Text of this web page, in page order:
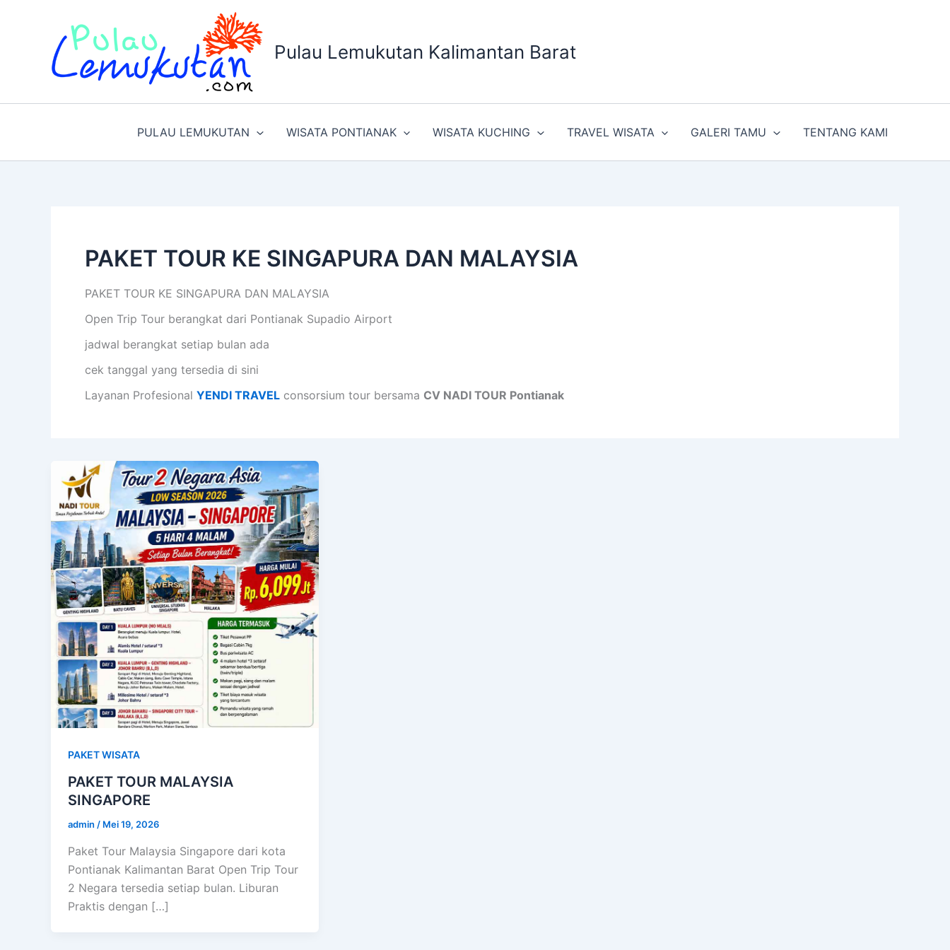
Pulau Lemukutan Kalimantan Barat
PULAU LEMUKUTAN WISATA PONTIANAK WISATA KUCHING TRAVEL WISATA GALERI TAMU TENTANG KAMI
PAKET TOUR KE SINGAPURA DAN MALAYSIA
PAKET TOUR KE SINGAPURA DAN MALAYSIA
Open Trip Tour berangkat dari Pontianak Supadio Airport
jadwal berangkat setiap bulan ada
cek tanggal yang tersedia di sini
Layanan Profesional YENDI TRAVEL consorsium tour bersama CV NADI TOUR Pontianak
PAKET WISATA
PAKET TOUR MALAYSIA
SINGAPORE
admin / Mei 19, 2026
Paket Tour Malaysia Singapore dari kota
Pontianak Kalimantan Barat Open Trip Tour
2 Negara tersedia setiap bulan. Liburan
Praktis dengan […]